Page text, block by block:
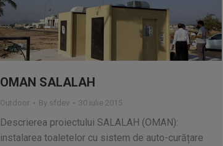
OMAN SALALAH
Outdoor By sfdev 30 iulie 2015
Descrierea proiectului SALALAH (OMAN):
instalarea toaletelor cu sistem de auto-curățare